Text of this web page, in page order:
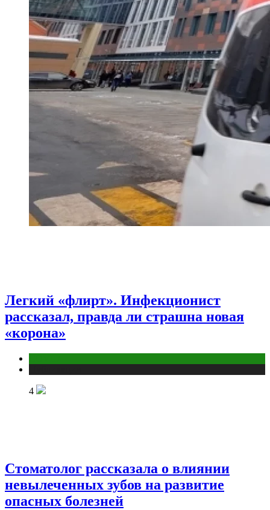
Легкий «флирт». Инфекционист
рассказал, правда ли страшна новая
«корона»
4
Стоматолог рассказала о влиянии
невылеченных зубов на развитие
опасных болезней